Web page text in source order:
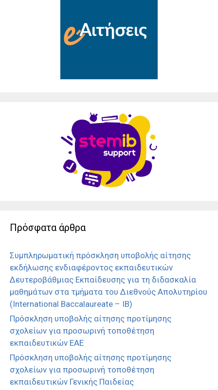
Πρόσφατα άρθρα
Συμπληρωματική πρόσκληση υποβολής αίτησης
εκδήλωσης ενδιαφέροντος εκπαιδευτικών
Δευτεροβάθμιας Εκπαίδευσης για τη διδασκαλία
μαθημάτων στα τμήματα του Διεθνούς Απολυτηρίου
(International Baccalaureate – IB)
Πρόσκληση υποβολής αίτησης προτίμησης
σχολείων για προσωρινή τοποθέτηση
εκπαιδευτικών ΕΑΕ
Πρόσκληση υποβολής αίτησης προτίμησης
σχολείων για προσωρινή τοποθέτηση
εκπαιδευτικών Γενικής Παιδείας